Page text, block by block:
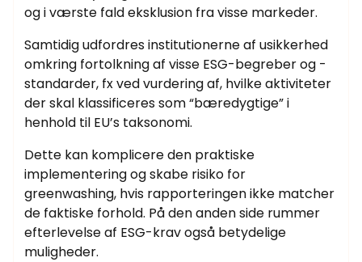
og i værste fald eksklusion fra visse markeder.
Samtidig udfordres institutionerne af usikkerhed
omkring fortolkning af visse ESG-begreber og -
standarder, fx ved vurdering af, hvilke aktiviteter
der skal klassificeres som “bæredygtige” i
henhold til EU’s taksonomi.
Dette kan komplicere den praktiske
implementering og skabe risiko for
greenwashing, hvis rapporteringen ikke matcher
de faktiske forhold. På den anden side rummer
efterlevelse af ESG-krav også betydelige
muligheder.